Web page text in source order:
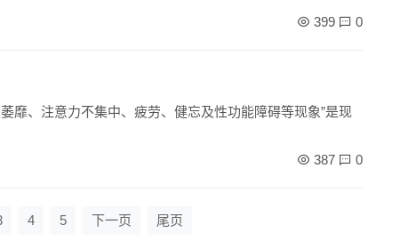
399 0
靡、注意力不集中、疲劳、健忘及性功能障碍等现象”是现
387 0
4 5 下一页 尾页